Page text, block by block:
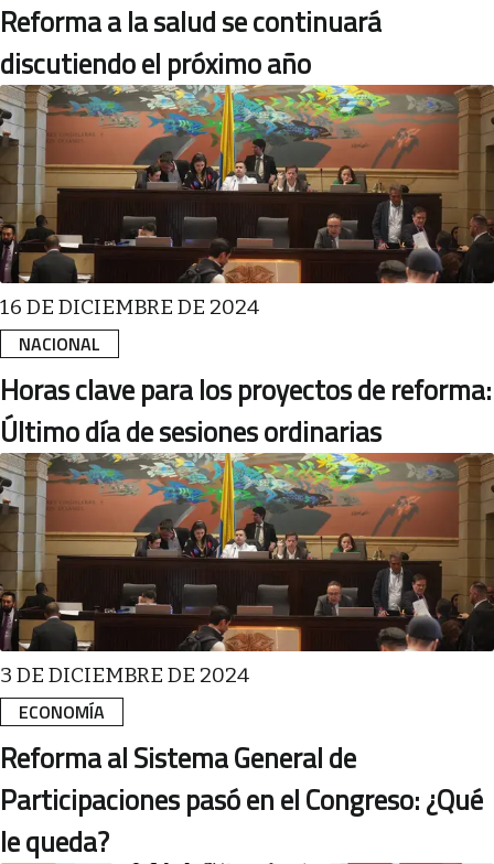
Reforma a la salud se continuará
discutiendo el próximo año
NACIONAL
16 DE DICIEMBRE DE 2024
Horas clave para los proyectos de reforma:
Último día de sesiones ordinarias
ECONOMÍA
3 DE DICIEMBRE DE 2024
Reforma al Sistema General de
Participaciones pasó en el Congreso: ¿Qué
le queda?